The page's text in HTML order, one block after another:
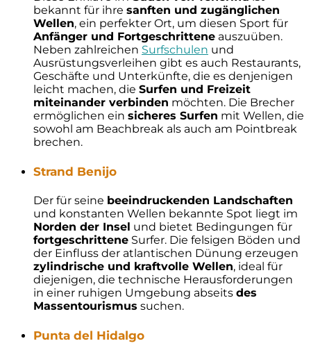
bekannt für ihre sanften und zugänglichen
Wellen, ein perfekter Ort, um diesen Sport für
Anfänger und Fortgeschrittene auszuüben.
Neben zahlreichen Surfschulen und
Ausrüstungsverleihen gibt es auch Restaurants,
Geschäfte und Unterkünfte, die es denjenigen
leicht machen, die Surfen und Freizeit
miteinander verbinden möchten. Die Brecher
ermöglichen ein sicheres Surfen mit Wellen, die
sowohl am Beachbreak als auch am Pointbreak
brechen.
Strand Benijo
Der für seine beeindruckenden Landschaften
und konstanten Wellen bekannte Spot liegt im
Norden der Insel und bietet Bedingungen für
fortgeschrittene Surfer. Die felsigen Böden und
der Einfluss der atlantischen Dünung erzeugen
zylindrische und kraftvolle Wellen, ideal für
diejenigen, die technische Herausforderungen
in einer ruhigen Umgebung abseits des
Massentourismus suchen.
Punta del Hidalgo